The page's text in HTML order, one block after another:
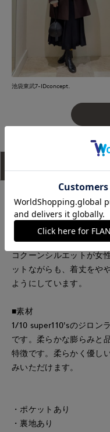
池袋東武7-IDconcept.
■デザイン
上品で女性らしい印象の
ザインを上質な素材感で
ボリュームを持たせた肩
コクーンシルエットが女
ットながらも、着丈をや
ようにしています。
■素材
1/10 super110'sのジロン
です。柔らかな膨らみと
特徴です。柔らかく優し
みいただけます。
・ポケットあり
・裏地あり